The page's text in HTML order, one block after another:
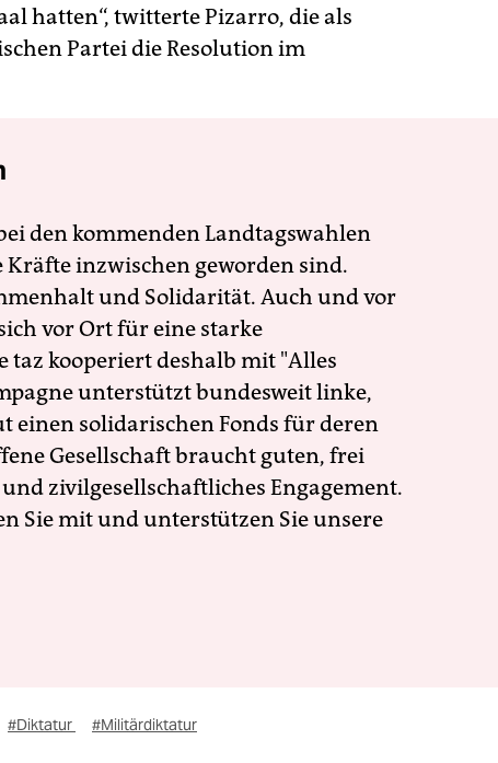
hatten“, twitterte Pizarro, die als
Partei die Resolution im
den kommenden Landtagswahlen
inzwischen geworden sind.
und Solidarität. Auch und vor
vor Ort für eine starke
taz kooperiert deshalb mit "Alles
unterstützt bundesweit linke,
einen solidarischen Fonds für deren
Gesellschaft braucht guten, frei
zivilgesellschaftliches Engagement.
Sie mit und unterstützen Sie unsere
#Diktatur #Militärdiktatur